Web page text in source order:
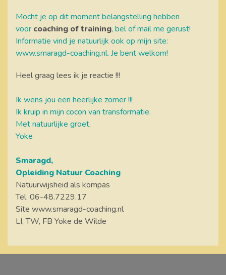
Mocht je op dit moment belangstelling hebben
voor coaching of training, bel of mail me gerust!
Informatie vind je natuurlijk ook op mijn site:
www.smaragd-coaching.nl. Je bent welkom!
Heel graag lees ik je reactie !!!
Ik wens jou een heerlijke zomer !!!
Ik kruip in mijn cocon van transformatie.
Met natuurlijke groet,
Yoke
Smaragd,
Opleiding Natuur Coaching
Natuurwijsheid als kompas
Tel. 06-48.7229.17
Site www.smaragd-coaching.nl
LI, TW, FB Yoke de Wilde